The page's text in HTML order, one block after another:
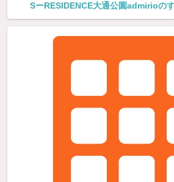
SーRESIDENCE大通公園admirioの